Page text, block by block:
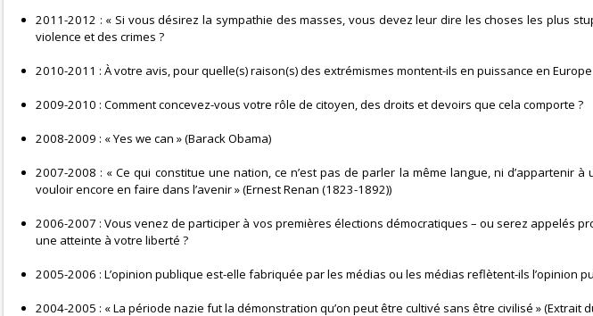
2011-2012 : « Si vous désirez la sympathie des masses, vous devez leur dire les choses les plus
violence et des crimes ?
2010-2011 : À votre avis, pour quelle(s) raison(s) des extrémismes montent-ils en puissance en Europe
2009-2010 : Comment concevez-vous votre rôle de citoyen, des droits et devoirs que cela comporte ?
2008-2009 : « Yes we can » (Barack Obama)
2007-2008 : « Ce qui constitue une nation, ce n’est pas de parler la même langue, ni d’appartenir
vouloir encore en faire dans l’avenir » (Ernest Renan (1823-1892))
2006-2007 : Vous venez de participer à vos premières élections démocratiques – ou serez appelés
une atteinte à votre liberté ?
2005-2006 : L’opinion publique est-elle fabriquée par les médias ou les médias reflètent-ils l’opinion
2004-2005 : « La période nazie fut la démonstration qu’on peut être cultivé sans être civilisé » (Extrait